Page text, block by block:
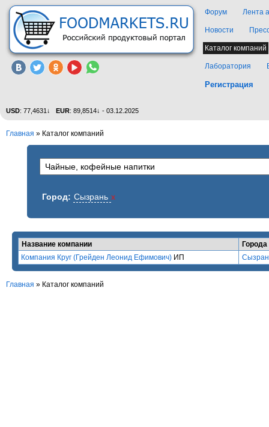
Форум Лента
Новости
Каталог компаний
Лаборатория
Регистрация
USD: 77,4631↓ EUR: 89,8514↓ - 03.12.2025
Главная » Каталог компаний
Город: Сызрань x
Название компании
Города
Компания Круг (Грейден Леонид Ефимович) ИП
Главная » Каталог компаний